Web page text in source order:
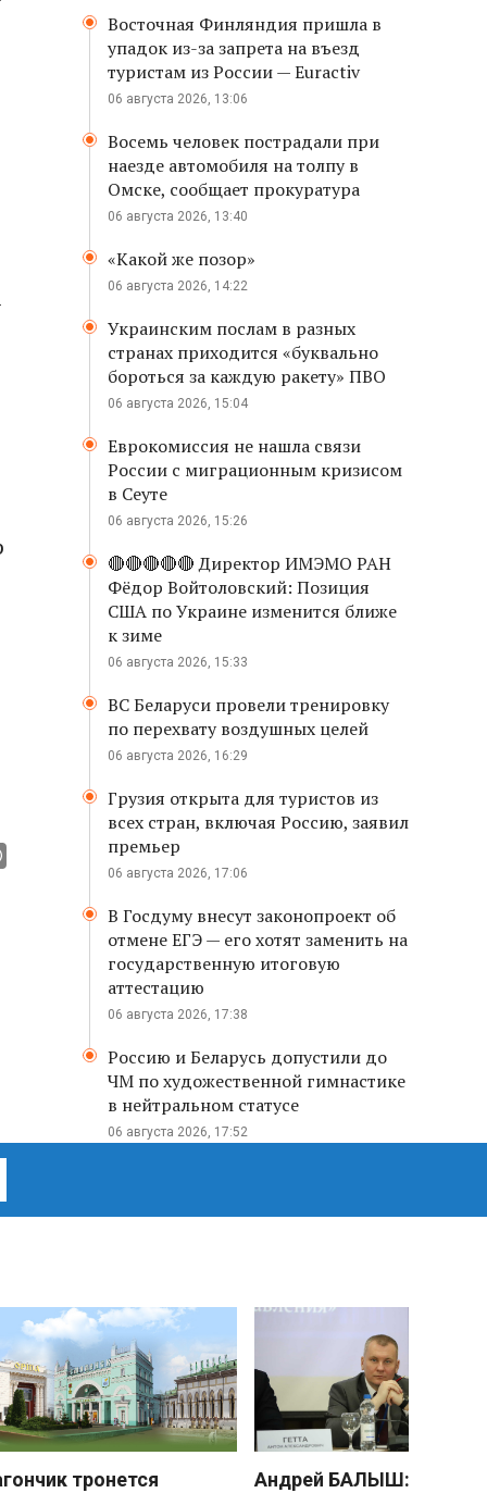
Восточная Финляндия пришла в
упадок из-за запрета на въезд
туристам из России — Euractiv
06 августа 2026, 13:06
Восемь человек пострадали при
наезде автомобиля на толпу в
Омске, сообщает прокуратура
06 августа 2026, 13:40
«Какой же позор»
06 августа 2026, 14:22
Украинским послам в разных
странах приходится «буквально
бороться за каждую ракету» ПВО
06 августа 2026, 15:04
Еврокомиссия не нашла связи
России с миграционным кризисом
в Сеуте
06 августа 2026, 15:26
🔴🔴🔴🔴🔴 Директор ИМЭМО РАН
Фёдор Войтоловский: Позиция
США по Украине изменится ближе
к зиме
06 августа 2026, 15:33
ВС Беларуси провели тренировку
по перехвату воздушных целей
06 августа 2026, 16:29
Грузия открыта для туристов из
всех стран, включая Россию, заявил
премьер
06 августа 2026, 17:06
В Госдуму внесут законопроект об
отмене ЕГЭ — его хотят заменить на
государственную итоговую
аттестацию
06 августа 2026, 17:38
Россию и Беларусь допустили до
ЧМ по художественной гимнастике
в нейтральном статусе
06 августа 2026, 17:52
тронется
Андрей БАЛЫШ: